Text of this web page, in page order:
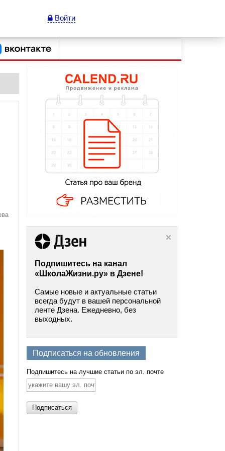
Войти
Подпишитесь на канал
«ШколаЖизни.ру» в Дзене!
Самые новые и актуальные статьи
всегда будут в вашей персональной
ленте Дзена. Ежедневно, без
выходных.
Подписаться на обновления
Подпишитесь на лучшие статьи по эл. почте